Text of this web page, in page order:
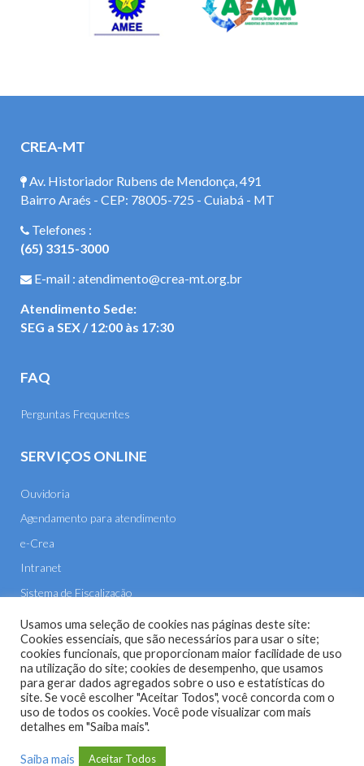
CREA-MT
Av. Historiador Rubens de Mendonça, 491
Bairro Araés - CEP: 78005-725 - Cuiabá - MT
Telefones :
(65) 3315-3000
E-mail : atendimento@crea-mt.org.br
Atendimento Sede:
SEG a SEX / 12:00 às 17:30
FAQ
Perguntas Frequentes
SERVIÇOS ONLINE
Ouvidoria
Agendamento para atendimento
e-Crea
Intranet
Sistema de Fiscalização
E-mail
Site do Conselho Regional de Engenharia e Agronomia de
Usamos uma seleção de cookies nas páginas deste site:
Cookies essenciais, que são necessários para usar o site;
cookies funcionais, que proporcionam maior facilidade de uso
na utilização do site; cookies de desempenho, que usamos
para gerar dados agregados sobre o uso e estatísticas do
site. Se você escolher "Aceitar Todos", você concorda com o
uso de todos os cookies. Você pode visualizar com mais
detalhes em "Saiba mais".
Saiba mais Aceitar Todos